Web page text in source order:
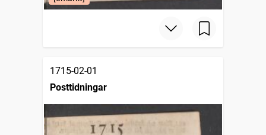
1715-02-01
Posttidningar